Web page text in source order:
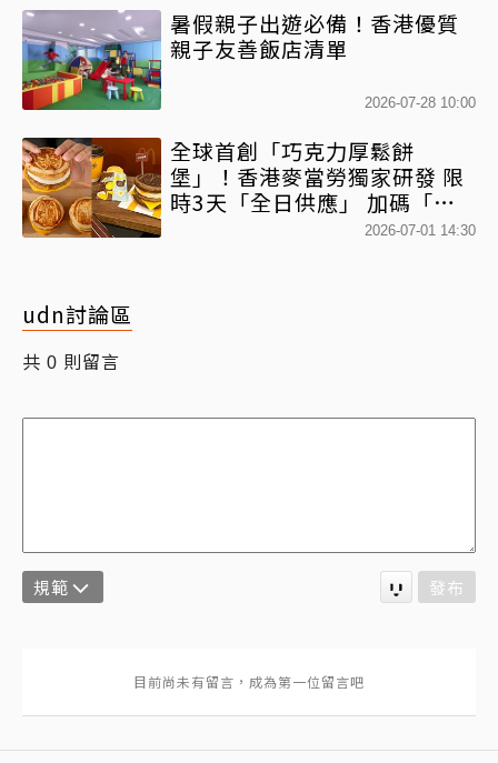
暑假親子出遊必備！香港優質
親子友善飯店清單
2026-07-28 10:00
全球首創「巧克力厚鬆餅
堡」！香港麥當勞獨家研發 限
時3天「全日供應」 加碼「鴛
鴦厚鬆餅套餐」混搭港風2026-07-01 14:30
udn討論區
共 0 則留言
規範 發布